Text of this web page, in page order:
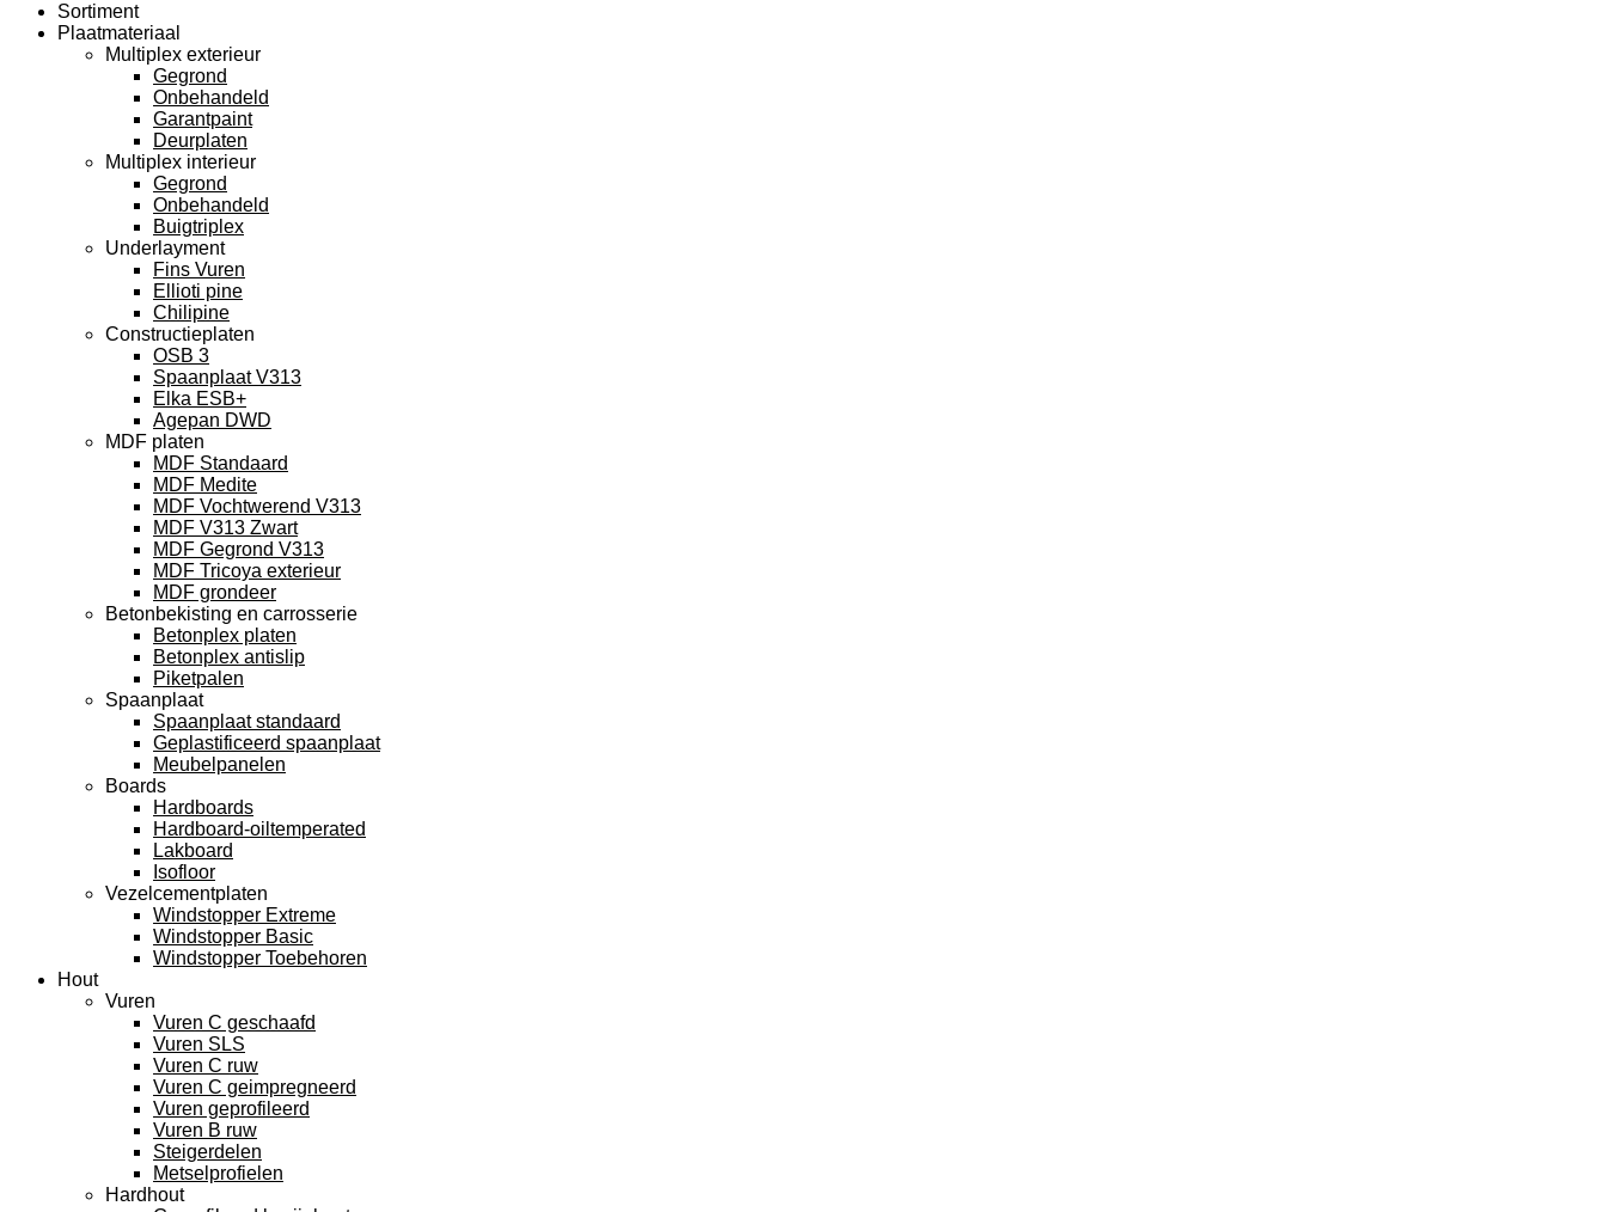
Sortiment
Plaatmateriaal
Multiplex exterieur
Gegrond
Onbehandeld
Garantpaint
Deurplaten
Multiplex interieur
Gegrond
Onbehandeld
Buigtriplex
Underlayment
Fins Vuren
Ellioti pine
Chilipine
Constructieplaten
OSB 3
Spaanplaat V313
Elka ESB+
Agepan DWD
MDF platen
MDF Standaard
MDF Medite
MDF Vochtwerend V313
MDF V313 Zwart
MDF Gegrond V313
MDF Tricoya exterieur
MDF grondeer
Betonbekisting en carrosserie
Betonplex platen
Betonplex antislip
Piketpalen
Spaanplaat
Spaanplaat standaard
Geplastificeerd spaanplaat
Meubelpanelen
Boards
Hardboards
Hardboard-oiltemperated
Lakboard
Isofloor
Vezelcementplaten
Windstopper Extreme
Windstopper Basic
Windstopper Toebehoren
Hout
Vuren
Vuren C geschaafd
Vuren SLS
Vuren C ruw
Vuren C geimpregneerd
Vuren geprofileerd
Vuren B ruw
Steigerdelen
Metselprofielen
Hardhout